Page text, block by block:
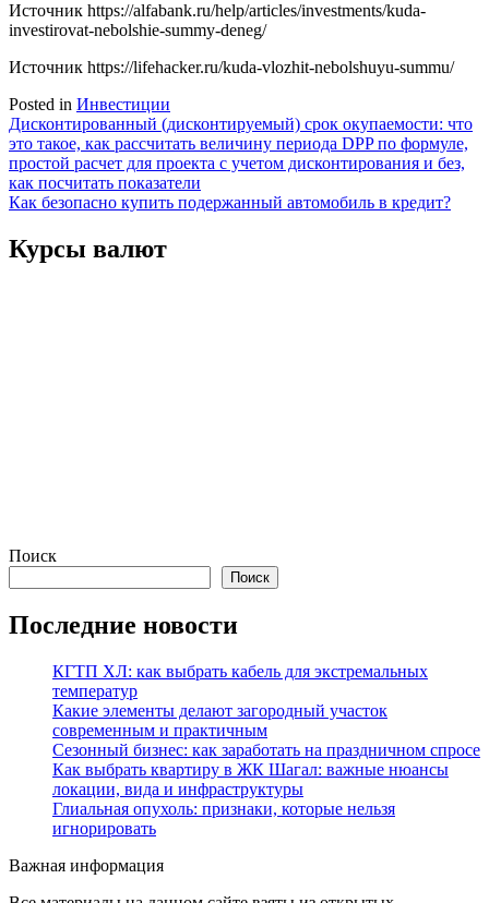
Источник https://alfabank.ru/help/articles/investments/kuda-
investirovat-nebolshie-summy-deneg/
Источник https://lifehacker.ru/kuda-vlozhit-nebolshuyu-summu/
Posted in Инвестиции
Навигация
по
записям
Дисконтированный (дисконтируемый) срок окупаемости: что
это такое, как рассчитать величину периода DPP по формуле,
простой расчет для проекта с учетом дисконтирования и без,
как посчитать показатели
Как безопасно купить подержанный автомобиль в кредит?
Курсы валют
Поиск
Поиск
Последние новости
КГТП ХЛ: как выбрать кабель для экстремальных
температур
Какие элементы делают загородный участок
современным и практичным
Сезонный бизнес: как заработать на праздничном спросе
Как выбрать квартиру в ЖК Шагал: важные нюансы
локации, вида и инфраструктуры
Глиальная опухоль: признаки, которые нельзя
игнорировать
Важная информация